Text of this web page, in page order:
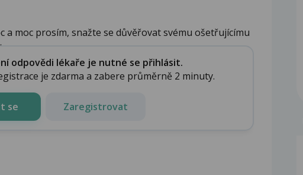
a moc prosím, snažte se důvěřovat svému ošetřujícímu
odpovědi lékaře je nutné se přihlásit.
je zdarma a zabere průměrně 2 minuty.
se Zaregistrovat